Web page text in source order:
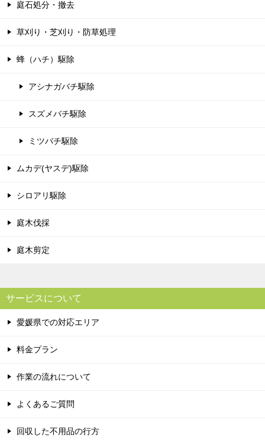
庭石処分・撤去
草刈り・芝刈り・防草処理
蜂（ハチ）駆除
アシナガバチ駆除
スズメバチ駆除
ミツバチ駆除
ムカデ(ヤスデ)駆除
シロアリ駆除
庭木伐採
庭木剪定
サービスについて
愛媛県での対応エリア
料金プラン
作業の流れについて
よくあるご質問
回収した不用品の行方